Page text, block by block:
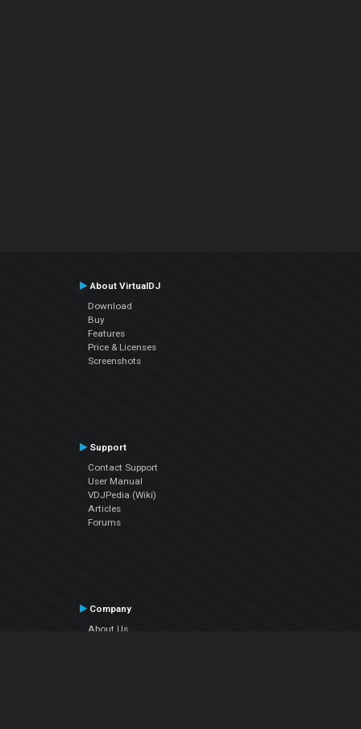
About VirtualDJ
Download
Buy
Features
Price & Licenses
Screenshots
Support
Contact Support
User Manual
VDJPedia (Wiki)
Articles
Forums
Company
About Us